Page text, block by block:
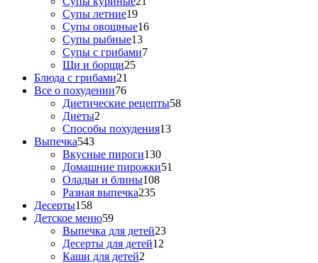
Супы летние19
Супы овощные16
Супы рыбные13
Супы с грибами7
Щи и борщи25
Блюда с грибами21
Все о похудении76
Диетические рецепты58
Диеты2
Способы похудения13
Выпечка543
Вкусные пироги130
Домашние пирожки51
Оладьи и блины108
Разная выпечка235
Десерты158
Детское меню59
Выпечка для детей23
Десерты для детей12
Каши для детей2